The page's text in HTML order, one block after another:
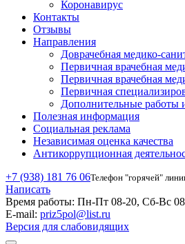
Коронавирус
Контакты
Отзывы
Направления
Доврачебная медико-
Первичная врачебная
Первичная врачебная
Первичная
Дополнительные работы
Полезная информация
Социальная реклама
Независимая оценка качества
Антикоррупционная
+7 (938) 181 76 06Телефон "горячей"
Написать
Время работы: Пн-Пт 08-20, Сб-Вс
E-mail: priz5pol@list.ru
Версия для слабовидящих